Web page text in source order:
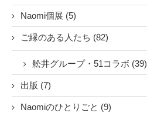
Naomi個展 (5)
ご縁のある人たち (82)
舩井グループ・51コラボ (39)
出版 (7)
Naomiのひとりごと (9)